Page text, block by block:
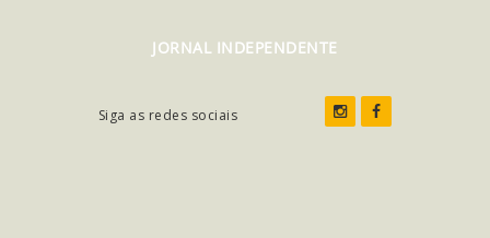
JORNAL INDEPENDENTE
Siga as redes sociais